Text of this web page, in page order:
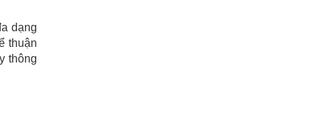
dạng
thuận
thông